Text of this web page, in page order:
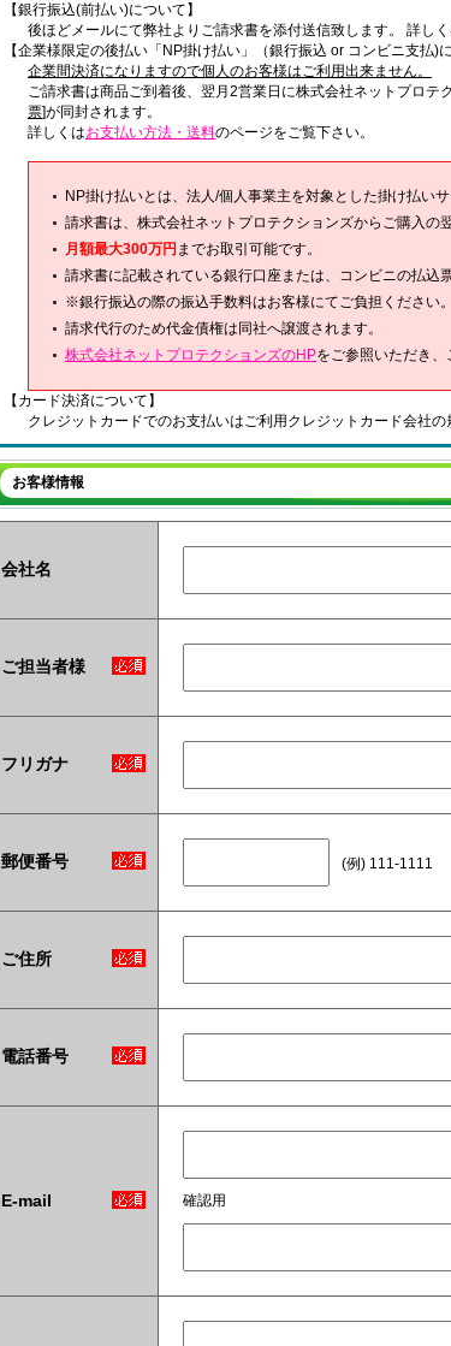
【銀行振込(前払い)について】
後ほどメールにて弊社よりご請求書を添付送信致します。 詳し
【企業様限定の後払い「NP掛け払い」（銀行振込 or コンビニ支払)に
企業間決済になりますので個人のお客様はご利用出来ません。
ご請求書は商品ご到着後、翌月2営業日に株式会社ネットプロテ
票]が同封されます。
詳しくはお支払い方法・送料のページをご覧下さい。
NP掛け払いとは、法人/個人事業主を対象とした掛け払い
請求書は、株式会社ネットプロテクションズからご購入の
月額最大300万円 までお取引可能です。
請求書に記載されている銀行口座または、コンビニの払込
※銀行振込の際の振込手数料はお客様にてご負担ください。
請求代行のため代金債権は同社へ譲渡されます。
株式会社ネットプロテクションズのHPをご参照いただき、
【カード決済について】
クレジットカードでのお支払いはご利用クレジットカード会社の
お客様情報
会社名
ご担当者様
フリガナ
郵便番号 (例) 111-1111
ご住所
電話番号
E-mail 確認用